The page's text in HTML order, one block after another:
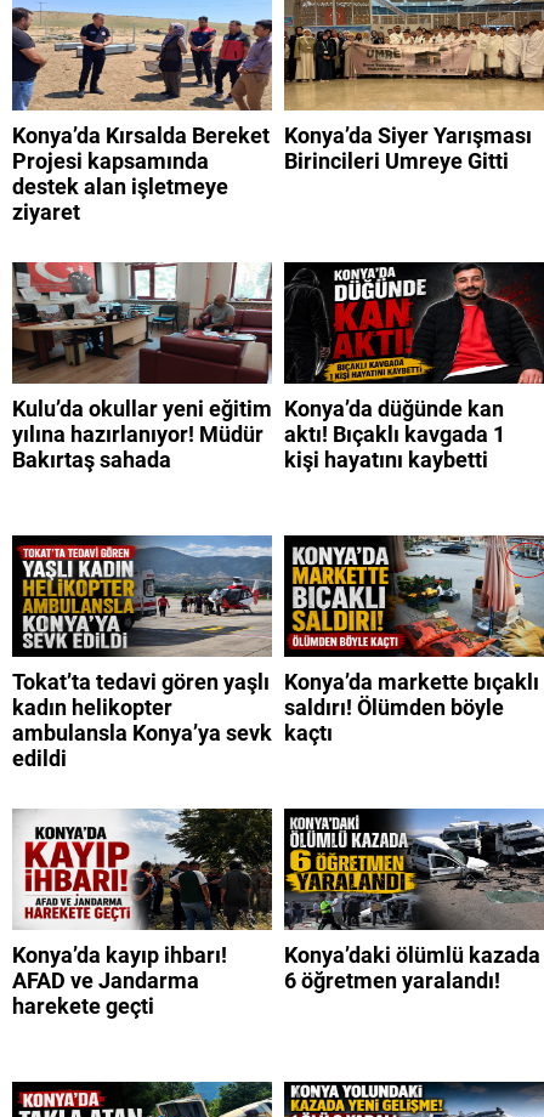
Konya’da Kırsalda Bereket
Projesi kapsamında
destek alan işletmeye
ziyaret
Konya’da Siyer Yarışması
Birincileri Umreye Gitti
Kulu’da okullar yeni eğitim
yılına hazırlanıyor! Müdür
Bakırtaş sahada
Konya’da düğünde kan
aktı! Bıçaklı kavgada 1
kişi hayatını kaybetti
Tokat’ta tedavi gören yaşlı
kadın helikopter
ambulansla Konya’ya sevk
edildi
Konya’da markette bıçaklı
saldırı! Ölümden böyle
kaçtı
Konya’da kayıp ihbarı!
AFAD ve Jandarma
harekete geçti
Konya’daki ölümlü kazada
6 öğretmen yaralandı!